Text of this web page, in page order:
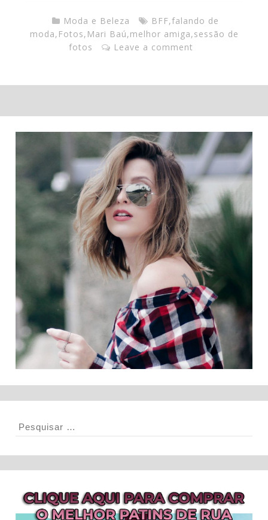
Moda e Beleza BFF,falando de
moda, Fotos, Mari Baú,melhor amiga,sessão de
fotos
Leave a comment